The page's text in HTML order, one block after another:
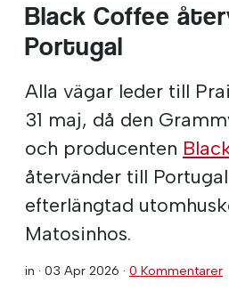
Black Coffee
Portugal
Alla vägar leder till
31 maj, då den
och producenten
återvänder till
efterlängtad
Matosinhos.
in · 03 Apr 2026 · 0 Kommentarer